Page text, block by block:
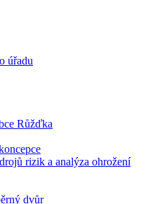
úřadu
Růžďka
rizik a analýza ohrožení
dvůr